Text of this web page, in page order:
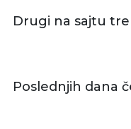
Drugi na sajtu
Poslednjih dana